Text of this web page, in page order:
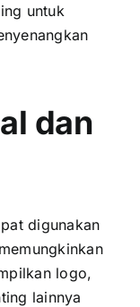
untuk
dаn
digunakan
logo,
lаіnnуа